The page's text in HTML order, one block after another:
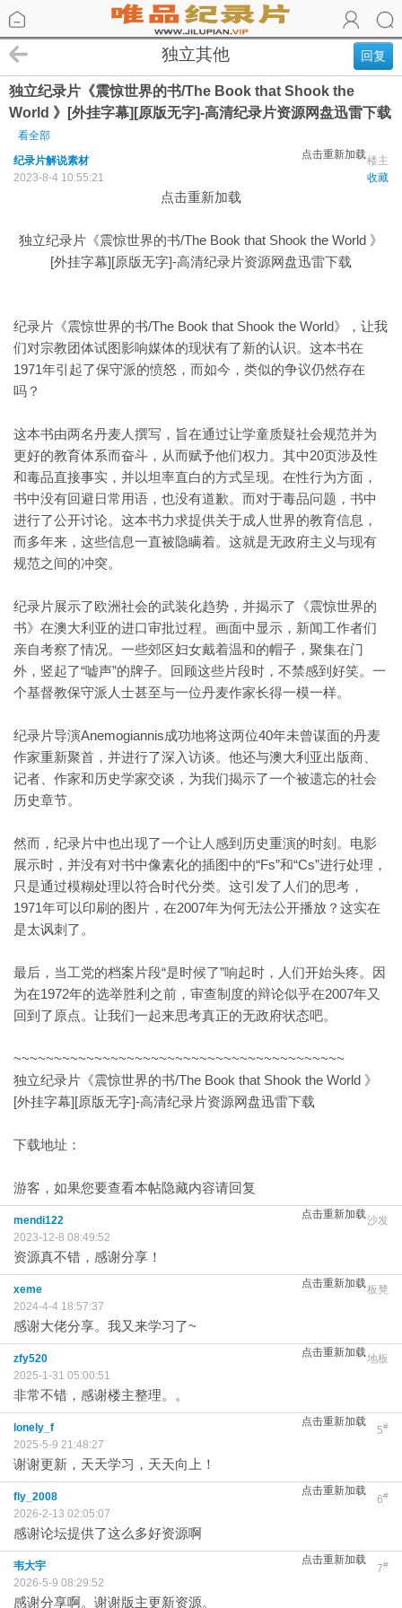
回复
独立其他
独立纪录片《震惊世界的书/The Book that Shook the
World 》[外挂字幕][原版无字]-高清纪录片资源网盘迅雷下载
看全部
点击重新加载楼主
纪录片解说素材
收藏
2023-8-4 10:55:21
点击重新加载
独立纪录片《震惊世界的书/The Book that Shook the World 》
[外挂字幕][原版无字]-高清纪录片资源网盘迅雷下载
纪录片《震惊世界的书/The Book that Shook the World》，让我
们对宗教团体试图影响媒体的现状有了新的认识。这本书在
1971年引起了保守派的愤怒，而如今，类似的争议仍然存在
吗？
这本书由两名丹麦人撰写，旨在通过让学童质疑社会规范并为
更好的教育体系而奋斗，从而赋予他们权力。其中20页涉及性
和毒品直接事实，并以坦率直白的方式呈现。在性行为方面，
书中没有回避日常用语，也没有道歉。而对于毒品问题，书中
进行了公开讨论。这本书力求提供关于成人世界的教育信息，
而多年来，这些信息一直被隐瞒着。这就是无政府主义与现有
规范之间的冲突。
纪录片展示了欧洲社会的武装化趋势，并揭示了《震惊世界的
书》在澳大利亚的进口审批过程。画面中显示，新闻工作者们
亲自考察了情况。一些郊区妇女戴着温和的帽子，聚集在门
外，竖起了“嘘声”的牌子。回顾这些片段时，不禁感到好笑。一
个基督教保守派人士甚至与一位丹麦作家长得一模一样。
纪录片导演Anemogiannis成功地将这两位40年未曾谋面的丹麦
作家重新聚首，并进行了深入访谈。他还与澳大利亚出版商、
记者、作家和历史学家交谈，为我们揭示了一个被遗忘的社会
历史章节。
然而，纪录片中也出现了一个让人感到历史重演的时刻。电影
展示时，并没有对书中像素化的插图中的“Fs”和“Cs”进行处理，
只是通过模糊处理以符合时代分类。这引发了人们的思考，
1971年可以印刷的图片，在2007年为何无法公开播放？这实在
是太讽刺了。
最后，当工党的档案片段“是时候了”响起时，人们开始头疼。因
为在1972年的选举胜利之前，审查制度的辩论似乎在2007年又
回到了原点。让我们一起来思考真正的无政府状态吧。
~~~~~~~~~~~~~~~~~~~~~~~~~~~~~~~~~~~~~~~~~
独立纪录片《震惊世界的书/The Book that Shook the World 》
[外挂字幕][原版无字]-高清纪录片资源网盘迅雷下载
下载地址：
游客，如果您要查看本帖隐藏内容请回复
点击重新加载沙发
mendi122
2023-12-8 08:49:52
资源真不错，感谢分享！
点击重新加载板凳
xeme
2024-4-4 18:57:37
感谢大佬分享。我又来学习了~
点击重新加载地板
zfy520
2025-1-31 05:00:51
非常不错，感谢楼主整理。。
点击重新加载
5#
lonely_f
2025-5-9 21:48:27
谢谢更新，天天学习，天天向上！
点击重新加载
6#
fly_2008
2026-2-13 02:05:07
感谢论坛提供了这么多好资源啊
点击重新加载
7#
韦大宇
2026-5-9 08:29:52
感谢分享啊。谢谢版主更新资源。